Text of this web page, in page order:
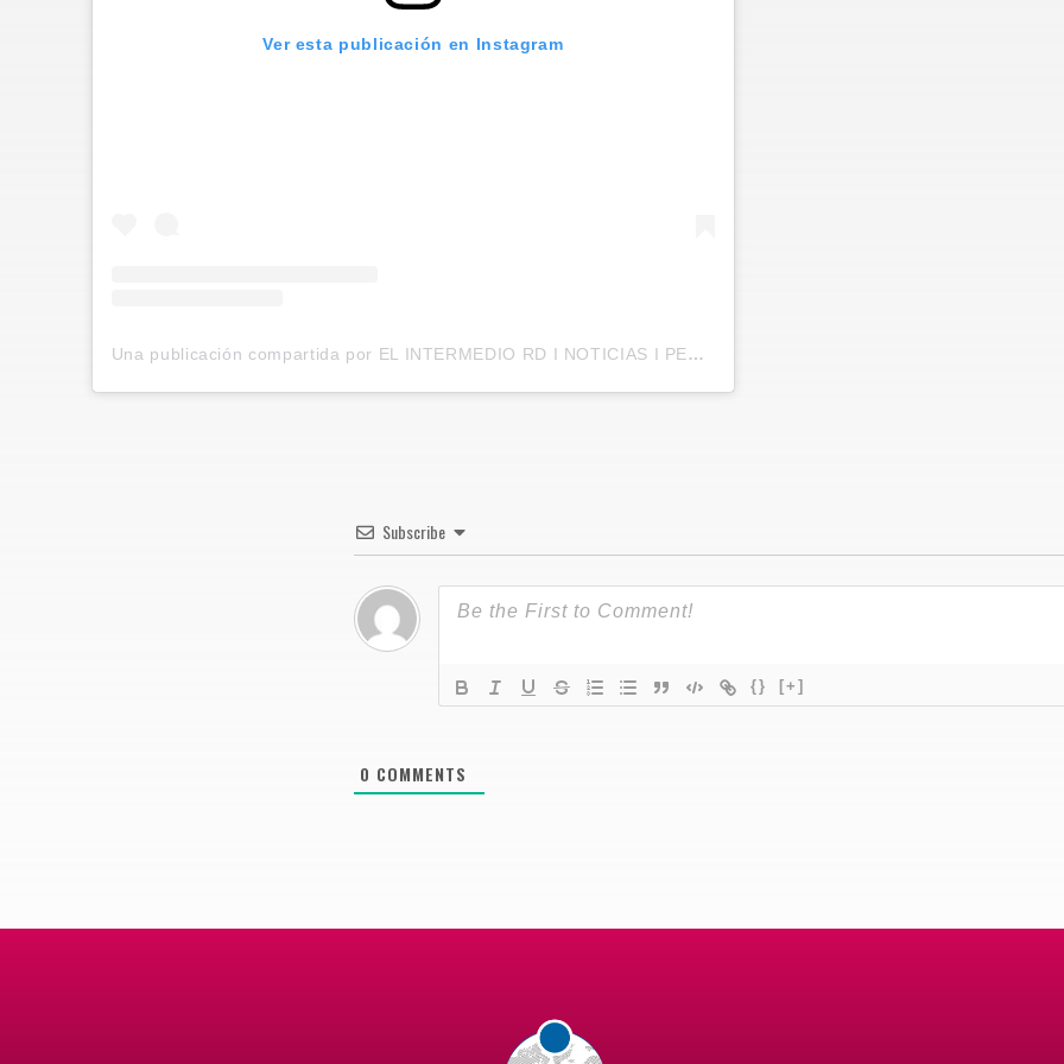
Ver esta publicación en Instagram
Una publicación compartida por EL INTERMEDIO RD I NOTICIAS I PERIÓDICO DIGITAL (@elintermediodo)
Subscribe
{} [+]
0 COMMENTS